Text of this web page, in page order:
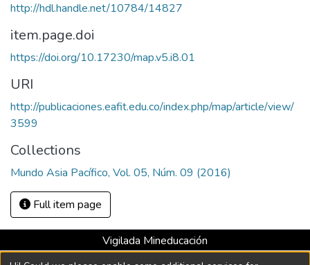
http://hdl.handle.net/10784/14827
item.page.doi
https://doi.org/10.17230/map.v5.i8.01
URI
http://publicaciones.eafit.edu.co/index.php/map/article/view/
3599
Collections
Mundo Asia Pacífico, Vol. 05, Núm. 09 (2016)
Full item page
Vigilada Mineducación
Universidad con Acreditación Institucional hasta 2026 -